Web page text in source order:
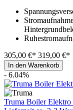
305,00 €* 319,00 €*
In den Warenkorb
- 6.04%
Truma Boiler Elektro